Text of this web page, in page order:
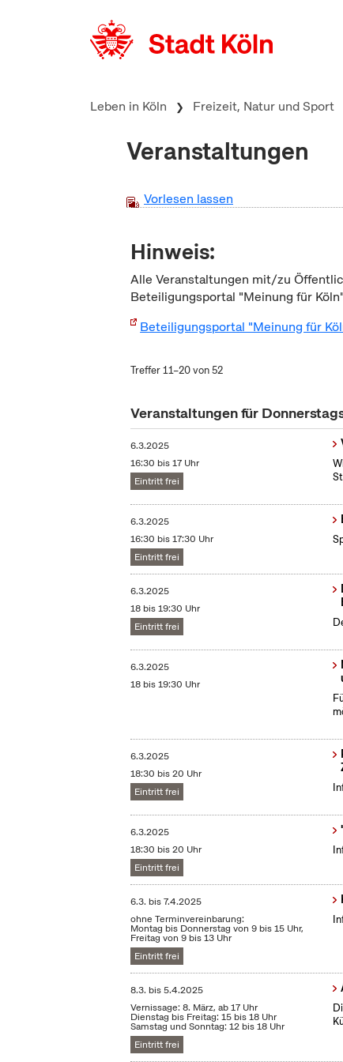
Leben in Köln Freizeit, Natur und Sport
Veranstaltungen
Vorlesen lassen
Hinweis:
Alle Veranstaltungen mit/zu
Beteiligungsportal "Meinung für
Beteiligungsportal "Meinung für
Treffer 11–20 von 52
Veranstaltungen für
6.3.2025
16:30 bis 17 Uhr
Eintritt frei
6.3.2025
16:30 bis 17:30 Uhr
Eintritt frei
6.3.2025
18 bis 19:30 Uhr
Eintritt frei
6.3.2025
18 bis 19:30 Uhr
6.3.2025
18:30 bis 20 Uhr
Eintritt frei
6.3.2025
18:30 bis 20 Uhr
Eintritt frei
6.3. bis7.4.2025
ohne Terminvereinbarung:
Montag bis Donnerstag von 9 bis 15 Uhr,
Freitag von 9 bis 13 Uhr
Eintritt frei
8.3. bis5.4.2025
Vernissage: 8. März, ab 17 Uhr
Dienstag bis Freitag: 15 bis 18 Uhr
Samstag und Sonntag: 12 bis 18 Uhr
Eintritt frei